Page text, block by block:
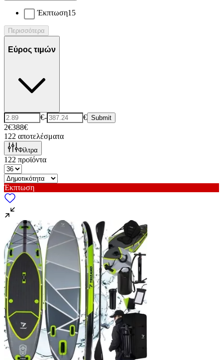
Έκπτωση15
Περισσότερα
Εύρος τιμών
€- € Submit
2€388€
122 αποτελέσματα
Φίλτρα
122 προϊόντα
Έκπτωση